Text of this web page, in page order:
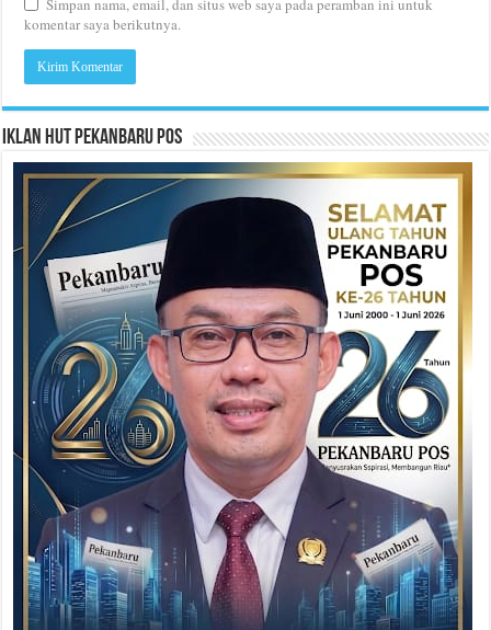
Simpan nama, email, dan situs web saya pada peramban ini untuk
komentar saya berikutnya.
Iklan HUT Pekanbaru Pos